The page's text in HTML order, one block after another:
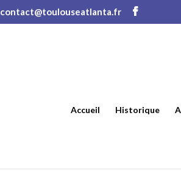
contact@toulouseatlanta.fr
Accueil Historique